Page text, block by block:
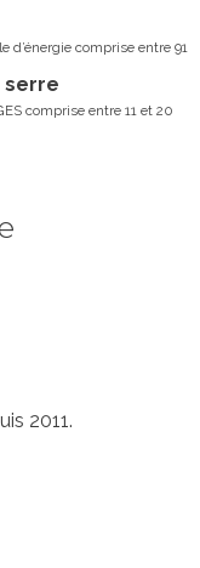
d’énergie comprise entre 91
serre
comprise entre 11 et 20
2011.